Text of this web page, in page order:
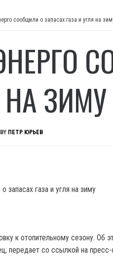
сообщили о запасах газа и угля на
ЗИМУ
BY ПЕТР ЮРЬЕВ
к отопительному сезону. Об
передает со ссылкой на